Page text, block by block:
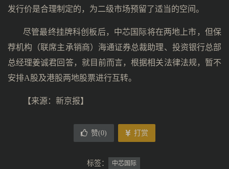
发行价是合理制定的，为二级市场预留了适当的空间。
尽管最终挂牌科创板后，中芯国际将在两地上市，但保
荐机构（联席主承销商）海通证券总裁助理、投资银行总部
总经理姜诚君回答，就目前而言，根据相关法律法规，暂不
安排A股及港股两地股票进行互转。
【来源：新京报】
赞(0) 打赏
标签： 中芯国际